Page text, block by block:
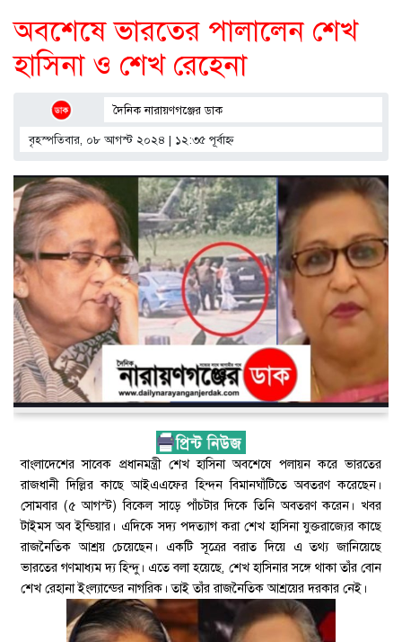
অবশেষে ভারতের পালালেন শেখ
হাসিনা ও শেখ রেহেনা
দৈনিক নারায়ণগঞ্জের ডাক
বৃহস্পতিবার, ০৮ আগস্ট ২০২৪ | ১২:৩৫ পূর্বাহ্ণ
বাংলাদেশের সাবেক প্রধানমন্ত্রী শেখ হাসিনা অবশেষে পলায়ন করে ভারতের
রাজধানী দিল্লির কাছে আইএএফের হিন্দন বিমানঘাঁটিতে অবতরণ করেছেন।
সোমবার (৫ আগস্ট) বিকেল সাড়ে পাঁচটার দিকে তিনি অবতরণ করেন। খবর
টাইমস অব ইন্ডিয়ার। এদিকে সদ্য পদত্যাগ করা শেখ হাসিনা যুক্তরাজ্যের কাছে
রাজনৈতিক আশ্রয় চেয়েছেন। একটি সূত্রের বরাত দিয়ে এ তথ্য জানিয়েছে
ভারতের গণমাধ্যম দ্য হিন্দু। এতে বলা হয়েছে, শেখ হাসিনার সঙ্গে থাকা তাঁর বোন
শেখ রেহানা ইংল্যান্ডের নাগরিক। তাই তাঁর রাজনৈতিক আশ্রয়ের দরকার নেই।